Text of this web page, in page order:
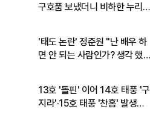
구호품 보냈더니 비하한 누리
'태도 논란' 정준원 "난 배우 하
면 안 되는 사람인가? 생각 했
13호 '돌핀' 이어 14호 태풍 '구
지라'·15호 태풍 '찬홈' 발생…